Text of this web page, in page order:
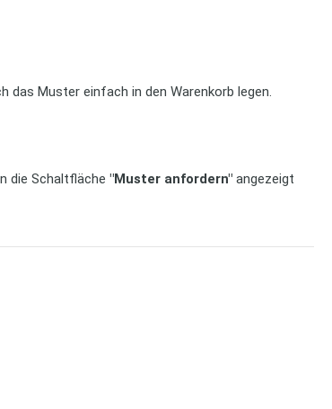
das Muster einfach in den Warenkorb legen.
die Schaltfläche "Muster anfordern" angezeigt